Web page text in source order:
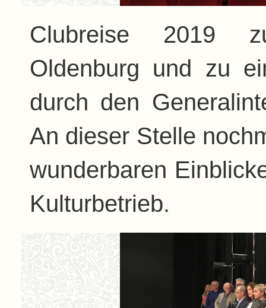
Clubreise 2019
Oldenburg und zu
durch den
An dieser Stelle
wunderbaren
Kulturbetrieb.